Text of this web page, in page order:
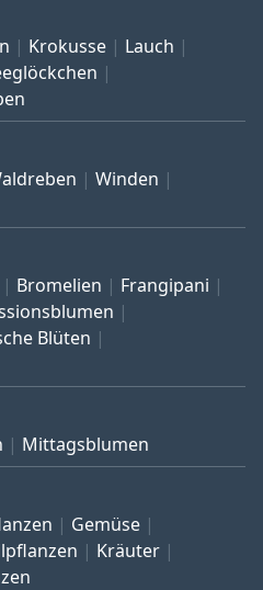
Krokusse
Lauch
Winden
Bromelien
Frangipani
Blüten
Mittagsblumen
Gemüse
Kräuter